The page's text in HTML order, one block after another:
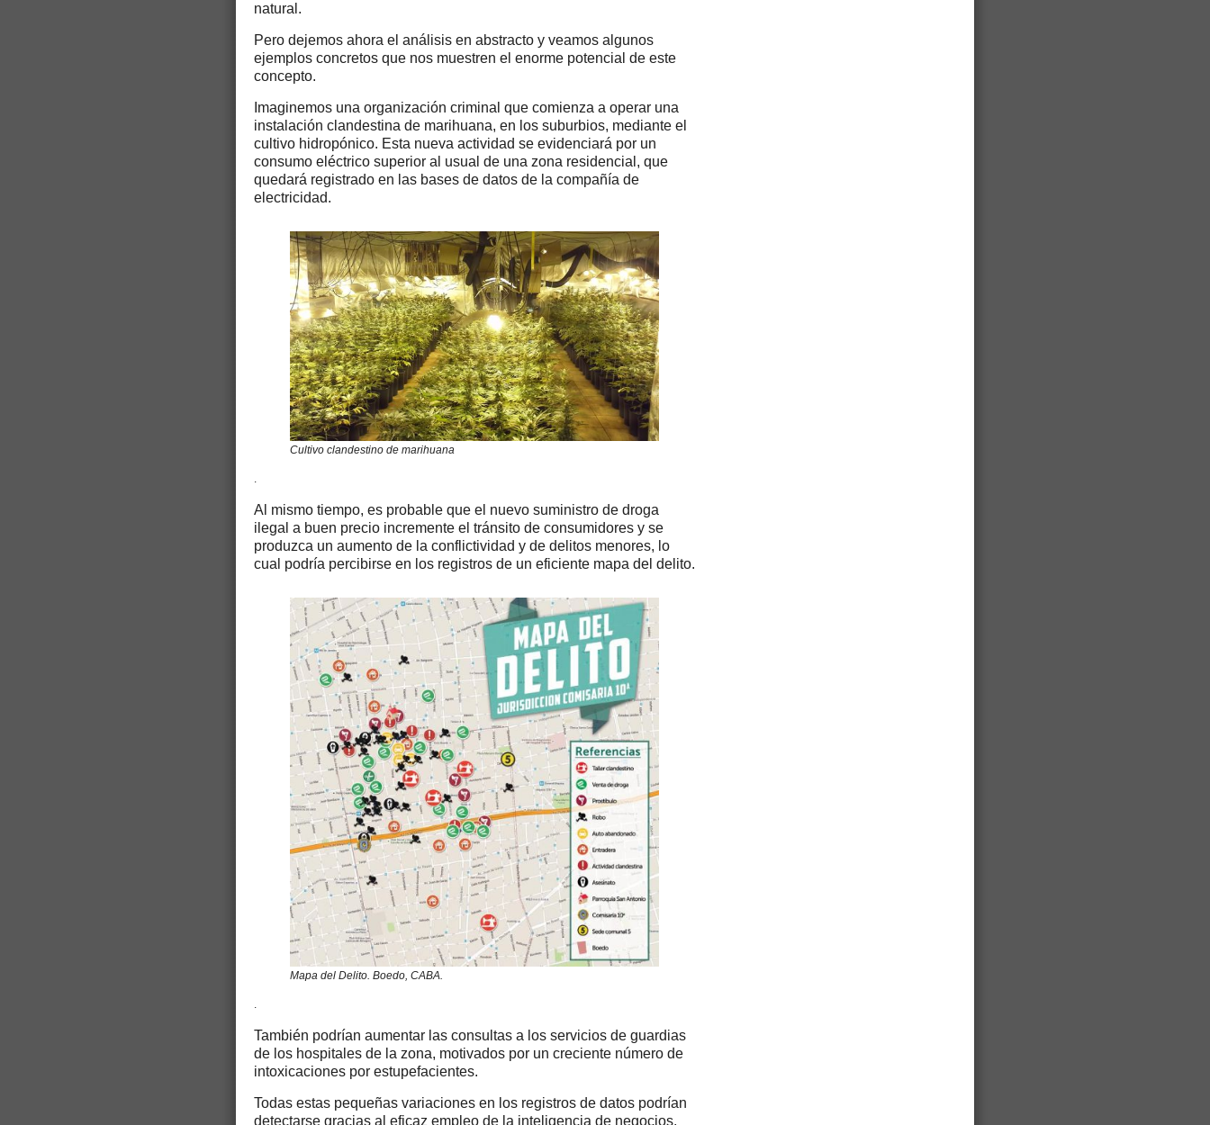
natural.
Pero dejemos ahora el análisis en abstracto y veamos algunos
ejemplos concretos que nos muestren el enorme potencial de este
concepto.
Imaginemos una organización criminal que comienza a operar una
instalación clandestina de marihuana, en los suburbios, mediante el
cultivo hidropónico. Esta nueva actividad se evidenciará por un
consumo eléctrico superior al usual de una zona residencial, que
quedará registrado en las bases de datos de la compañía de
electricidad.
Cultivo clandestino de marihuana
.
Al mismo tiempo, es probable que el nuevo suministro de droga
ilegal a buen precio incremente el tránsito de consumidores y se
produzca un aumento de la conflictividad y de delitos menores, lo
cual podría percibirse en los registros de un eficiente mapa del delito.
Mapa del Delito. Boedo, CABA.
.
También podrían aumentar las consultas a los servicios de guardias
de los hospitales de la zona, motivados por un creciente número de
intoxicaciones por estupefacientes.
Todas estas pequeñas variaciones en los registros de datos podrían
detectarse gracias al eficaz empleo de la inteligencia de negocios,